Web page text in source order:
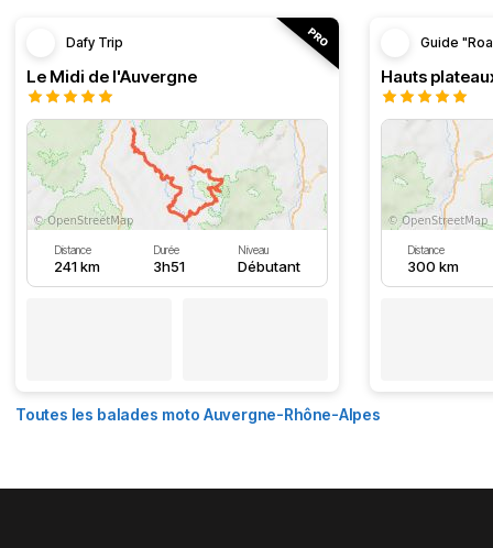
Dafy Trip
Le Midi de l'Auvergne
Distance
241 km
Durée
3h51
Niveau
Débutant
Guide
Hauts
Distance
300 km
Toutes les balades moto Auvergne-Rhône-Alpes